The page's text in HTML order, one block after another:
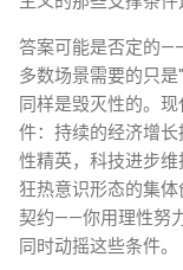
答案可能是否定的
多数场景需要的只
同样是毁灭性的。
件：持续的经济增
性精英，科技进步
狂热意识形态的集
契约——你用理性努
同时动摇这些条件。